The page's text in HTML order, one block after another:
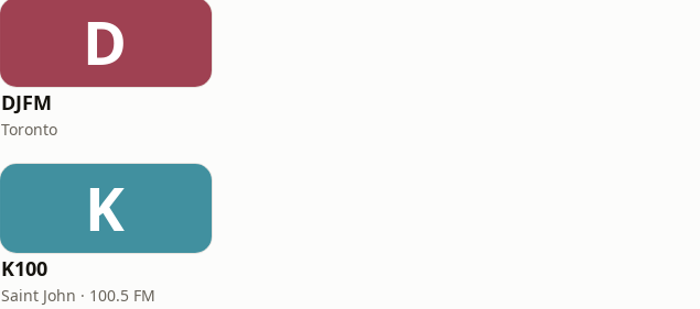
D
DJFM
Toronto
K
K100
Saint John · 100.5 FM